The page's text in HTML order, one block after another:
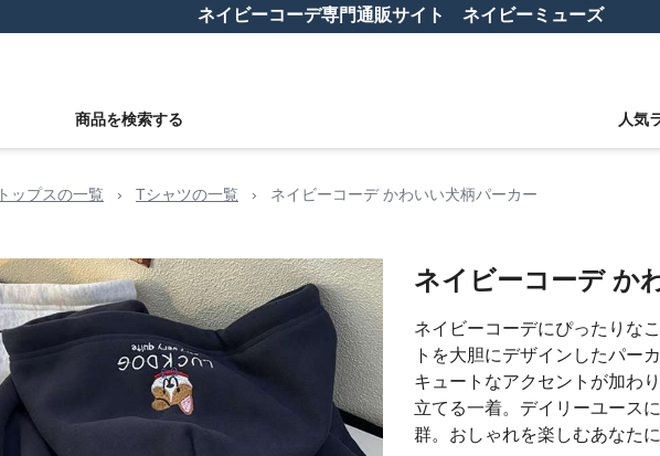
ネイビーコーデ専門通販サイト ネイビーミューズ
商品を検索する 人気
トップスの一覧 › Tシャツの一覧 › ネイビーコーデ かわいい犬柄パーカー
ネイビーコーデ か
ネイビーコーデにぴったりな
トを大胆にデザインしたパー
キュートなアクセントが加わ
立てる一着。デイリーユース
群。おしゃれを楽しむあなた